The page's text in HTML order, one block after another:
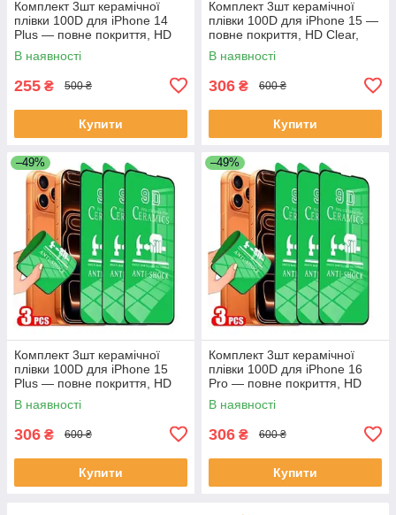
Комплект 3шт керамічної
плівки 100D для iPhone 14
Plus — повне покриття, HD
Clear, антиударна
В наявності
255 ₴ 500 ₴
Купити
Комплект 3шт керамічної
плівки 100D для iPhone 15 —
повне покриття, HD Clear,
антиударна
В наявності
306 ₴ 600 ₴
Купити
–49%
Комплект 3шт керамічної
плівки 100D для iPhone 15
Plus — повне покриття, HD
Clear, антиударна
В наявності
306 ₴ 600 ₴
Купити
–49%
Комплект 3шт керамічної
плівки 100D для iPhone 16
Pro — повне покриття, HD
Clear, антиударна
В наявності
306 ₴ 600 ₴
Купити